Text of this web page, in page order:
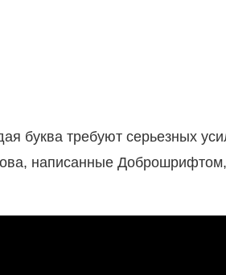
буква требуют серьезных
написанные